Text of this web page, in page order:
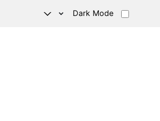
Dark Mode